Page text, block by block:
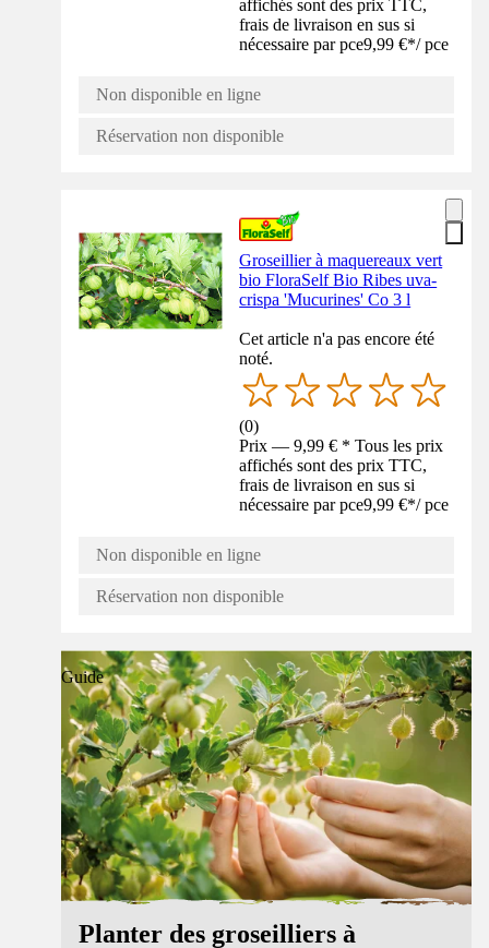
affichés sont des prix TTC,
frais de livraison en sus si
nécessaire par pce9,99 €*/ pce
Non disponible en ligne
Réservation non disponible
Groseillier à maquereaux vert
bio FloraSelf Bio Ribes uva-
crispa 'Mucurines' Co 3 l
Cet article n'a pas encore été
noté.
(0)
Prix — 9,99 € * Tous les prix
affichés sont des prix TTC,
frais de livraison en sus si
nécessaire par pce9,99 €*/ pce
Non disponible en ligne
Réservation non disponible
Guide
Planter des groseilliers à